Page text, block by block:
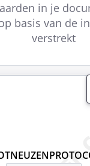
in je
basis van de
verstrekt